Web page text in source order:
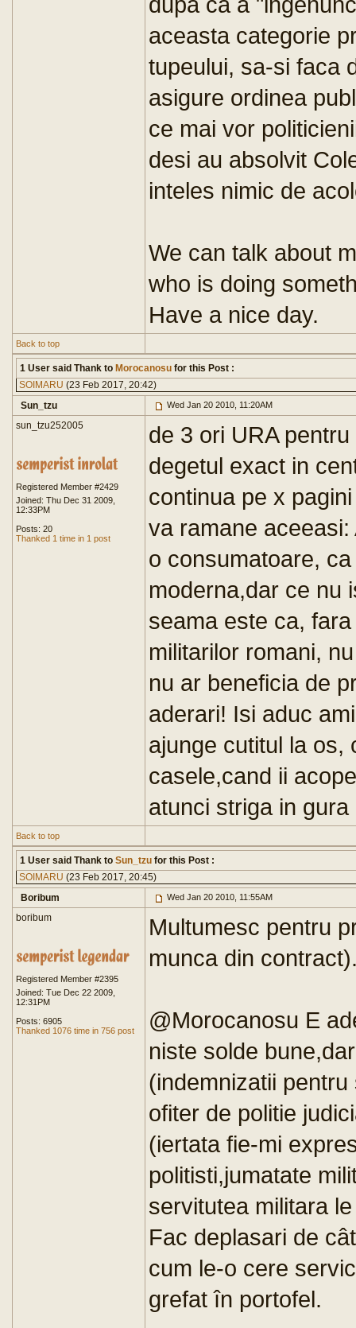
aceasta categorie
tupeului, sa-si faca
asigure ordinea
ce mai vor
desi au absolvit
inteles nimic de
We can talk about
who is doing
Have a nice day.
Back to top
1 User said Thank to Morocanosu for this Post :
SOIMARU (23 Feb 2017, 20:42)
Sun_tzu
Wed Jan 20 2010, 11:20AM
sun_tzu252005
Registered Member #2429
Joined: Thu Dec 31 2009,
12:33PM
Posts: 20
Thanked 1 time in 1 post
de 3 ori URA
degetul exact in
continua pe x
va ramane
o consumatoare,
moderna,dar ce nu
seama este ca,
militarilor romani,
nu ar beneficia de
aderari! Isi aduc
ajunge cutitul la os,
casele,cand ii
atunci striga in
Back to top
1 User said Thank to Sun_tzu for this Post :
SOIMARU (23 Feb 2017, 20:45)
Boribum
Wed Jan 20 2010, 11:55AM
boribum
Registered Member #2395
Joined: Tue Dec 22 2009,
12:31PM
Posts: 6905
Thanked 1076 time in 756 post
Multumesc pentru
munca din
@Morocanosu E
niste solde
(indemnizatii
ofiter de politie
(iertata fie-mi
politisti,jumatate
servitutea militara
Fac deplasari de
cum le-o cere
grefat în portofel.